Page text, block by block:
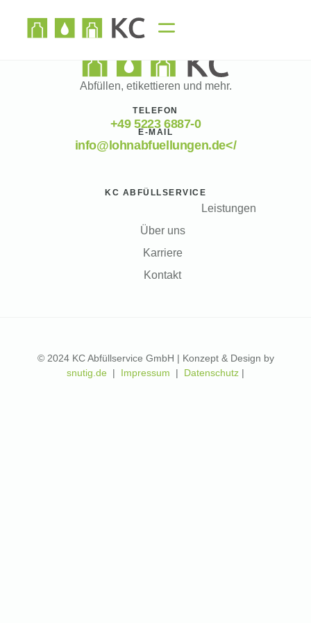
Abfüllen, etikettieren und mehr.
TELEFON
+49 5223 6887-0
E-MAIL
info@lohnabfuellungen.de</
KC ABFÜLLSERVICE
Leistungen
Über uns
Karriere
Kontakt
© 2024 KC Abfüllservice GmbH | Konzept & Design by
snutig.de | Impressum | Datenschutz |